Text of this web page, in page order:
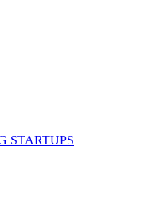
STARTUPS